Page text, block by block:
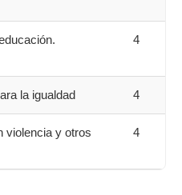
4
la igualdad 4
violencia y otros
4